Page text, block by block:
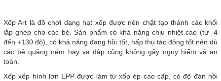
Xốp Art là đồ chơi dạng hạt xốp được nén chặt tạo thành các khối
lắp ghép cho các bé. Sản phẩm có khả năng chịu nhiệt cao (từ -4
đến +130 độ), có khả năng đang hồi tốt, hấp thụ tác động tốt nên dù
các bé quăng ném hay va đập cũng không gây nguy hiểm và an
toàn.
Xốp xếp hình lớn EPP được làm từ xốp ép cao cấp, có độ đàn hồi